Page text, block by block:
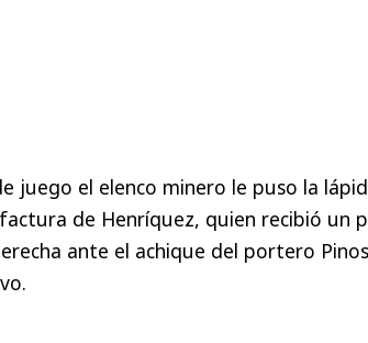
juego el elenco minero le puso la
de Henríquez, quien recibió un
ante el achique del portero